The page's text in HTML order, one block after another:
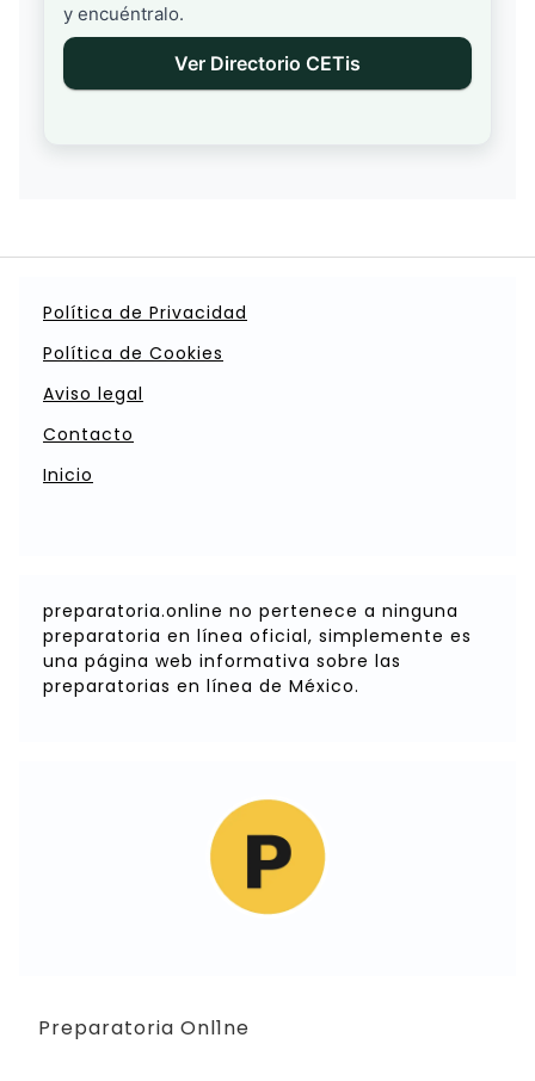
y encuéntralo.
Ver Directorio CETis
Política de Privacidad
Política de Cookies
Aviso legal
Contacto
Inicio
preparatoria.online no pertenece a ninguna
preparatoria en línea oficial, simplemente es
una página web informativa sobre las
preparatorias en línea de México.
Preparatoria Onl1ne